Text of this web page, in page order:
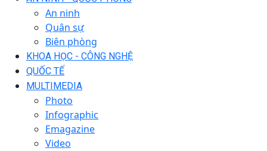
An ninh
Quân sự
Biên phòng
KHOA HỌC - CÔNG NGHỆ
QUỐC TẾ
MULTIMEDIA
Photo
Infographic
Emagazine
Video